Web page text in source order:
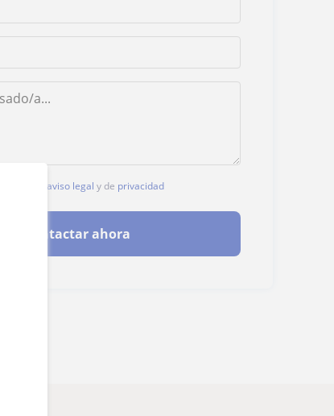
aviso legal y de privacidad
Contactar ahora